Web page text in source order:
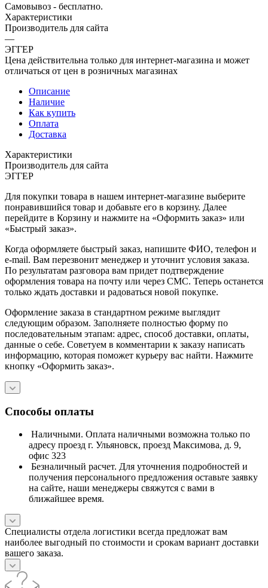
Самовывоз - бесплатно.
Характеристики
Производитель для сайта
—
ЭГГЕР
Цена действительна только для интернет-магазина и может
отличаться от цен в розничных магазинах
Описание
Наличие
Как купить
Оплата
Доставка
Характеристики
Производитель для сайта
ЭГГЕР
Для покупки товара в нашем интернет-магазине выберите
понравившийся товар и добавьте его в корзину. Далее
перейдите в Корзину и нажмите на «Оформить заказ» или
«Быстрый заказ».
Когда оформляете быстрый заказ, напишите ФИО, телефон и
e-mail. Вам перезвонит менеджер и уточнит условия заказа.
По результатам разговора вам придет подтверждение
оформления товара на почту или через СМС. Теперь останется
только ждать доставки и радоваться новой покупке.
Оформление заказа в стандартном режиме выглядит
следующим образом. Заполняете полностью форму по
последовательным этапам: адрес, способ доставки, оплаты,
данные о себе. Советуем в комментарии к заказу написать
информацию, которая поможет курьеру вас найти. Нажмите
кнопку «Оформить заказ».
Способы оплаты
Наличными. Оплата наличными возможна только по
адресу проезд г. Ульяновск, проезд Максимова, д. 9,
офис 323
Безналичный расчет. Для уточнения подробностей и
получения персонального предложения оставьте заявку
на сайте, наши менеджеры свяжутся с вами в
ближайшее время.
Специалисты отдела логистики всегда предложат вам
наиболее выгодный по стоимости и срокам вариант доставки
вашего заказа.